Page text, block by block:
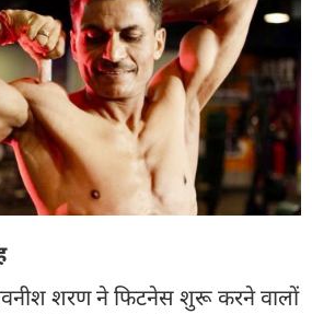
शरण ने फिटनेस शुरू करने वालों